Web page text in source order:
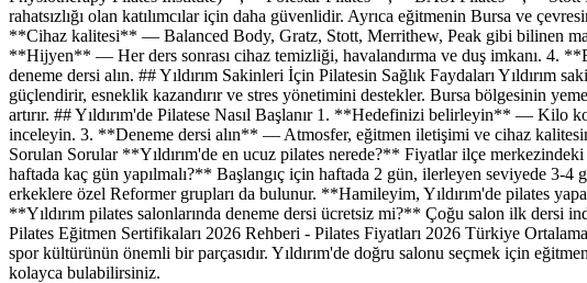
rahatsızlığı olan katılımcılar için daha güvenlidir. Ayrıca eğitmenin Bursa ve
**Cihaz kalitesi** — Balanced Body, Gratz, Stott, Merrithew, Peak gibi bilinen
**Hijyen** — Her ders sonrası cihaz temizliği, havalandırma ve duş imkanı. 4.
deneme dersi alın. ## Yıldırım Sakinleri İçin Pilatesin Sağlık Faydaları Yıldırım
güçlendirir, esneklik kazandırır ve stres yönetimini destekler. Bursa bölgesinin
artırır. ## Yıldırım'de Pilatese Nasıl Başlanır 1. **Hedefinizi belirleyin** — Kilo
inceleyin. 3. **Deneme dersi alın** — Atmosfer, eğitmen iletişimi ve cihaz
Sorulan Sorular **Yıldırım'de en ucuz pilates nerede?** Fiyatlar ilçe
haftada kaç gün yapılmalı?** Başlangıç için haftada 2 gün, ilerleyen seviyede 3-4
erkeklere özel Reformer grupları da bulunur. **Hamileyim, Yıldırım'de pilates
**Yıldırım pilates salonlarında deneme dersi ücretsiz mi?** Çoğu salon ilk dersi
Pilates Eğitmen Sertifikaları 2026 Rehberi - Pilates Fiyatları 2026 Türkiye
spor kültürünün önemli bir parçasıdır. Yıldırım'de doğru salonu seçmek için
kolayca bulabilirsiniz.